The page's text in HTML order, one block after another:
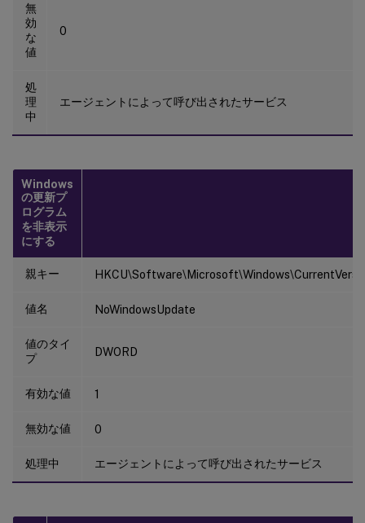
無
効
な
値
0
処
理
中
エージェントによって呼び出されたサービス
Windows
の更新プ
ログラム
を非表示
にする
親キー
値名 NoWindowsUpdate
値のタイ
プ
DWORD
有効な値 1
無効な値 0
処理中 エージェントによって呼び出されたサービス